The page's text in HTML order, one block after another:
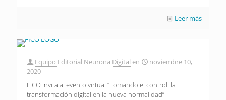
Leer más
Equipo Editorial Neurona Digital en
noviembre 10,
2020
FICO invita al evento virtual “Tomando el control: la
transformación digital en la nueva normalidad”